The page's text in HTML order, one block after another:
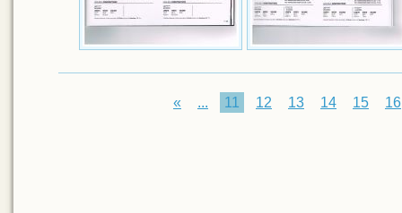
« ... 11 12 13 14 15 16